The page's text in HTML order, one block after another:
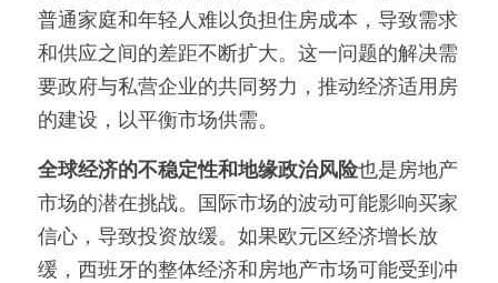
普通家庭和年轻人难以负担住房成本，导致需求
和供应之间的差距不断扩大。这一问题的解决需
要政府与私营企业的共同努力，推动经济适用房
的建设，以平衡市场供需。
全球经济的不稳定性和地缘政治风险也是房地产
市场的潜在挑战。国际市场的波动可能影响买家
信心，导致投资放缓。如果欧元区经济增长放
缓，西班牙的整体经济和房地产市场可能受到冲